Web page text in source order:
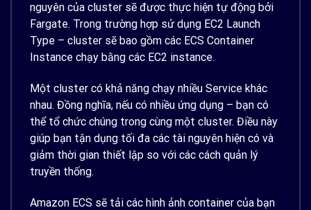
nguyên của cluster sẽ được thực hiện tự động bởi
Fargate. Trong trường hợp sử dụng EC2 Launch
Type – cluster sẽ bao gồm các ECS Container
Instance chạy bằng các EC2 instance.
Một cluster có khả năng chạy nhiều Service khác
nhau. Đồng nghĩa, nếu có nhiều ứng dụng – bạn có
thể tổ chức chúng trong cùng một cluster. Điều này
giúp bạn tận dụng tối đa các tài nguyên hiện có và
giảm thời gian thiết lập so với các cách quản lý
truyền thống.
Amazon ECS sẽ tải các hình ảnh container của bạn